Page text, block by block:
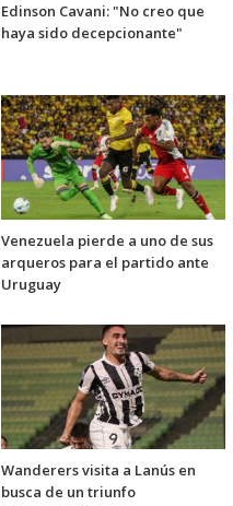
Edinson Cavani: "No creo que
haya sido decepcionante"
Venezuela pierde a uno de sus
arqueros para el partido ante
Uruguay
Wanderers visita a Lanús en
busca de un triunfo